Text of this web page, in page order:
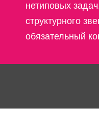
нетиповых
структурного
обязательный